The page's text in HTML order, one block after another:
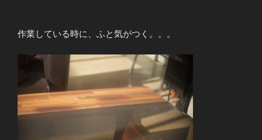
作業している時に、ふと気がつく。。。